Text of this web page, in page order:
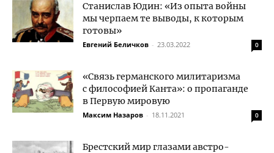
Станислав Юдин: «Из опыта войны
мы черпаем те выводы, к которым
готовы»
Евгений Беличков - 23.03.2022 0
«Связь германского милитаризма
с философией Канта»: о пропаганде
в Первую мировую
Максим Назаров - 18.11.2021 0
Брестский мир глазами австро-